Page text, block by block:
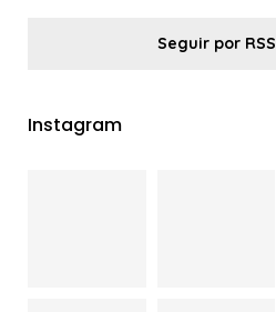
Seguir por RSS
Instagram